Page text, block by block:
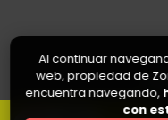
Al continuar
web, propiedad de
encuentra navegando,
con